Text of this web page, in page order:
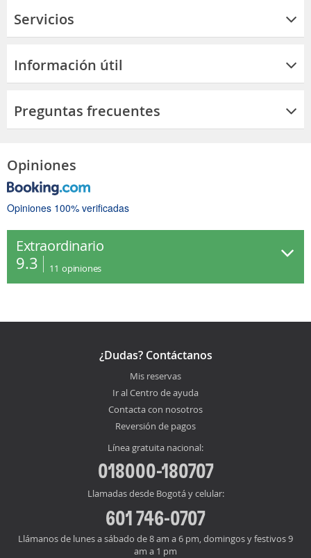
Servicios
Información útil
Preguntas frecuentes
Opiniones
Opiniones 100% verificadas
Extraordinario
9.3 11 opiniones
¿Dudas? Contáctanos
Mis reservas
Ir al Centro de ayuda
Contacta con nosotros
Reversión de pagos
Línea gratuita nacional:
018000-180707
Llamadas desde Bogotá y celular:
601 746-0707
Llámanos de lunes a sábado de 8 am a 6 pm, domingos y festivos 9
am a 1 pm